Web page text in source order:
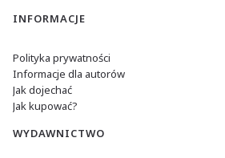
INFORMACJE
Polityka prywatności
Informacje dla autorów
Jak dojechać
Jak kupować?
WYDAWNICTWO